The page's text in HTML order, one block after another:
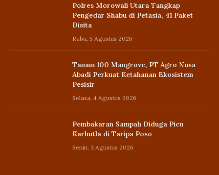
Polres Morowali Utara Tangkap
Pengedar Shabu di Petasia, 41 Paket
Disita
Rabu, 5 Agustus 2026
Tanam 100 Mangrove, PT Agro Nusa
Abadi Perkuat Ketahanan Ekosistem
Pesisir
Selasa, 4 Agustus 2026
Pembakaran Sampah Diduga Picu
Karhutla di Taripa Poso
Senin, 3 Agustus 2026